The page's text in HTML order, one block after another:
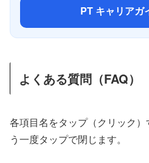
PT キャリアガ
よくある質問（FAQ）
各項目名をタップ（クリック
う一度タップで閉じます。